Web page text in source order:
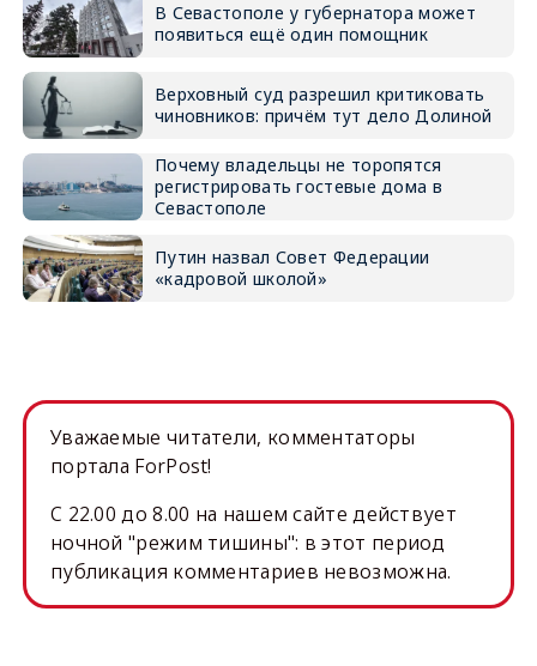
В Севастополе у губернатора может
появиться ещё один помощник
Верховный суд разрешил критиковать
чиновников: причём тут дело Долиной
Почему владельцы не торопятся
регистрировать гостевые дома в
Севастополе
Путин назвал Совет Федерации
«кадровой школой»
Уважаемые читатели, комментаторы
портала ForPost!
C 22.00 до 8.00 на нашем сайте действует
ночной "режим тишины": в этот период
публикация комментариев невозможна.